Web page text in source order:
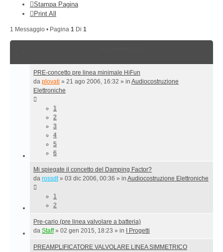
Stampa Pagina
Print All
1 Messaggio • Pagina 1 Di 1
PRE-concetto pre linea minimale HiFun
da plovati » 21 ago 2006, 16:32 » in Audiocostruzione
Elettroniche
1
2
3
4
5
6
Mi spiegate il concetto del Damping Factor?
da rossdt» 03 dic 2006, 00:36 » in Audiocostruzione Elettroniche
1
2
Pre-cario (pre linea valvolare a batteria)
da Staff» 02 gen 2015, 18:23 » in I Progetti
PREAMPLIFICATORE VALVOLARE LINEA SIMMETRICO